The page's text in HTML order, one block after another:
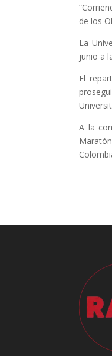
de los
La
junio a
El
A la